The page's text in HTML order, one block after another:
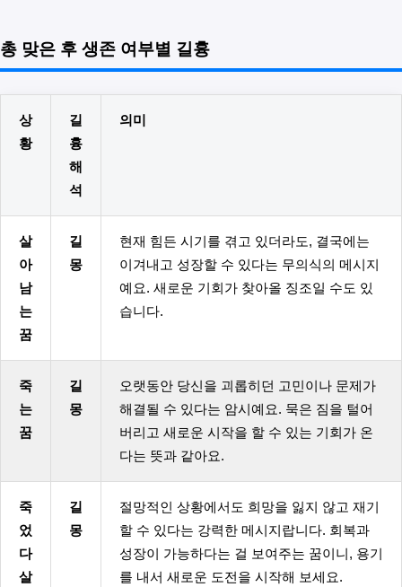
총 맞은 후 생존 여부별 길흉
상
황
길
흉
해
석
의미
살
아
남
는
꿈
길
몽
현재 힘든 시기를 겪고 있더라도, 결국에는
이겨내고 성장할 수 있다는 무의식의 메시지
예요. 새로운 기회가 찾아올 징조일 수도 있
습니다.
죽
는
꿈
길
몽
오랫동안 당신을 괴롭히던 고민이나 문제가
해결될 수 있다는 암시예요. 묵은 짐을 털어
버리고 새로운 시작을 할 수 있는 기회가 온
다는 뜻과 같아요.
죽
었
다
살
길
몽
절망적인 상황에서도 희망을 잃지 않고 재기
할 수 있다는 강력한 메시지랍니다. 회복과
성장이 가능하다는 걸 보여주는 꿈이니, 용기
를 내서 새로운 도전을 시작해 보세요.